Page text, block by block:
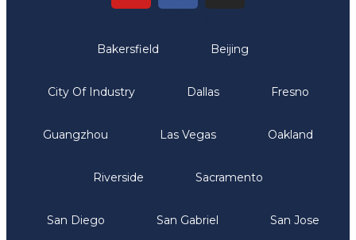
Bakersfield Beijing
City Of Industry Dallas Fresno
Guangzhou Las Vegas Oakland
Riverside Sacramento
San Diego San Gabriel San Jose